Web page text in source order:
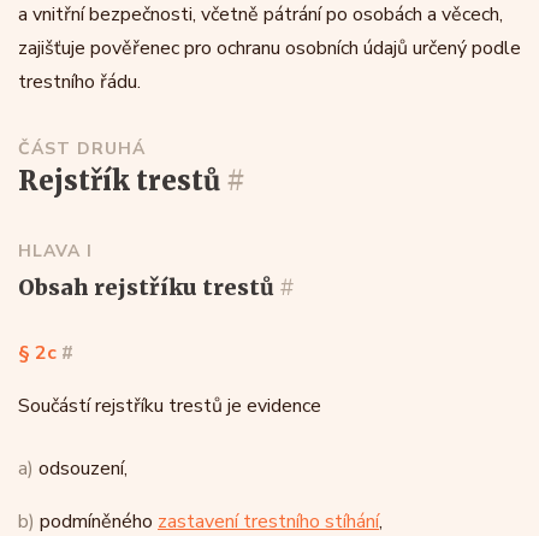
a vnitřní bezpečnosti, včetně pátrání po osobách a věcech,
zajišťuje pověřenec pro ochranu osobních údajů určený podle
trestního řádu.
ČÁST DRUHÁ
rejstřík trestů #
HLAVA I
obsah rejstříku trestů #
§ 2c #
Součástí rejstříku trestů je evidence
a) odsouzení,
b) podmíněného zastavení trestního stíhání,